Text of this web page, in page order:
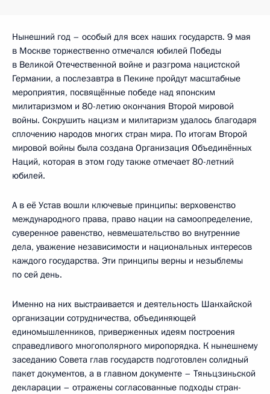
Нынешний год – особый для всех наших государств. 9 мая
в Москве торжественно отмечался юбилей Победы
в Великой Отечественной войне и разгрома нацистской
Германии, а послезавтра в Пекине пройдут масштабные
мероприятия, посвящённые победе над японским
милитаризмом и 80-летию окончания Второй мировой
войны. Сокрушить нацизм и милитаризм удалось благодаря
сплочению народов многих стран мира. По итогам Второй
мировой войны была создана Организация Объединённых
Наций, которая в этом году также отмечает 80-летний
юбилей.
А в её Устав вошли ключевые принципы: верховенство
международного права, право нации на самоопределение,
суверенное равенство, невмешательство во внутренние
дела, уважение независимости и национальных интересов
каждого государства. Эти принципы верны и незыблемы
по сей день.
Именно на них выстраивается и деятельность Шанхайской
организации сотрудничества, объединяющей
единомышленников, приверженных идеям построения
справедливого многополярного миропорядка. К нынешнему
заседанию Совета глав государств подготовлен солидный
пакет документов, а в главном документе – Тяньцзиньской
декларации – отражены согласованные подходы стран-